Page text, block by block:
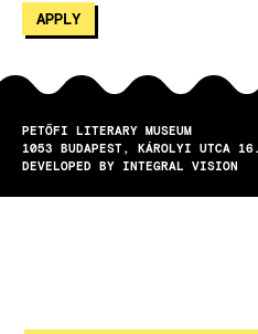
PETŐFI LITERARY MUSEUM
1053
BUDAPEST
KÁROLYI UTCA 16.
DEVELOPED BY INTEGRAL VISION